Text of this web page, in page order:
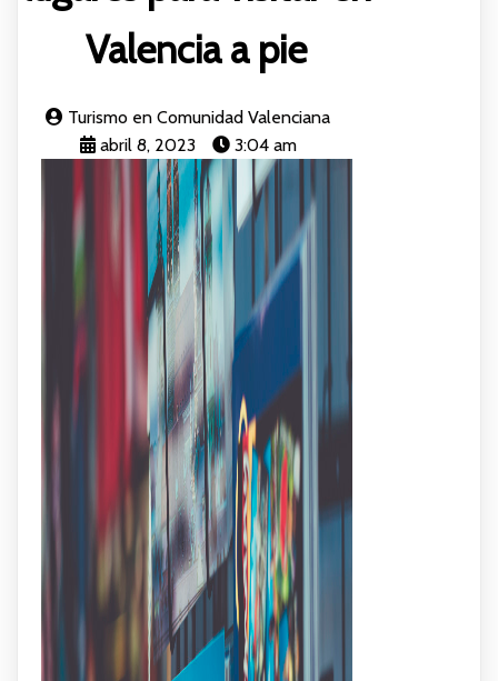
Valencia a pie
Turismo en Comunidad Valenciana
abril 8, 2023
3:04 am